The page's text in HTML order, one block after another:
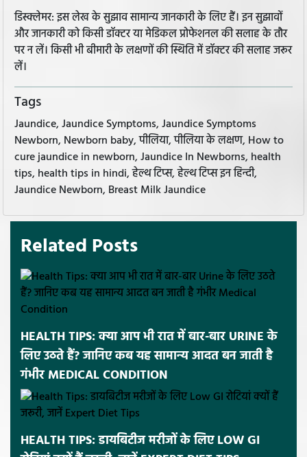
डिस्क्लेमर: इस लेख के सुझाव सामान्य जानकारी के लिए हैं। इन सुझावों
और जानकारी को किसी डॉक्टर या मेडिकल प्रोफेशनल की सलाह के तौर
पर न लें। किसी भी बीमारी के लक्षणों की स्थिति में डॉक्टर की सलाह जरूर
लें।
Tags
Jaundice, Jaundice Symptoms, Jaundice Symptoms
Newborn, Newborn baby, पीलिया, पीलिया के लक्षण, How to
cure jaundice in newborn, Jaundice In Newborns, health
tips, health tips in hindi, हेल्थ टिप्स, हेल्थ टिप्स इन हिन्दी,
Jaundice Newborn, Breast Milk Jaundice
Related Posts
HEALTH TIPS: क्या आप भी रात में बार-बार URINE के
लिए उठते हैं? जानिए कब यह सामान्य आदत बन जाती है
गंभीर MEDICAL CONDITION
HEALTH TIPS: डायबिटीज मरीजों के लिए LOW GI